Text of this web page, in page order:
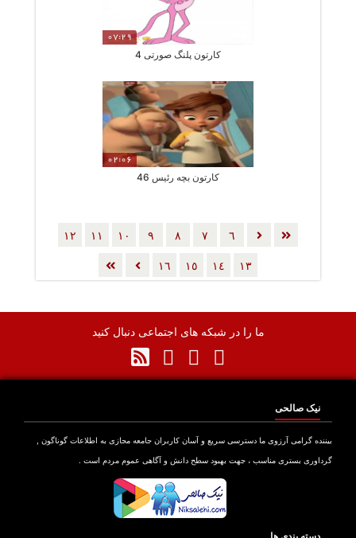
07:29
کارتون پلنگ صورتی 4
02:06
کارتون بچه رئیس 46
٦ ٧ ٨ ٩ ١٠ ١١ ١٢
١٣ ١٤ ١٥ ١٦
ما را در شبکه های اجتماعی دنبال کنید
نیک صالحی
بیننده گرامی آرزوی ما دسترسی سریع و آسان کاربران جامعه مجازی به اطلاعات گوناگون ,
گرداوری بستری مناسب ، جهت بهبود سطح دانش و آگاهی عموم مردم است .